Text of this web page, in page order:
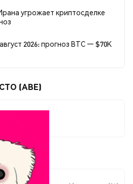
угрожает криптосделке
2026: прогноз BTC — $70K
(ABE)
(ABE)